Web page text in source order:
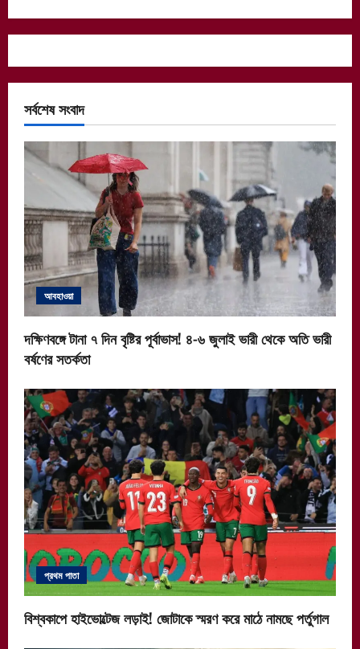
সর্বশেষ সংবাদ
আবহাওয়া
দক্ষিণবঙ্গে টানা ৭ দিন বৃষ্টির পূর্বাভাস! ৪-৬ জুলাই ভারী থেকে অতি ভারী
বর্ষণের সতর্কতা
প্রথম পাতা
বিশ্বকাপে হাইভোল্টেজ লড়াই! জোটাকে স্মরণ করে মাঠে নামছে পর্তুগাল